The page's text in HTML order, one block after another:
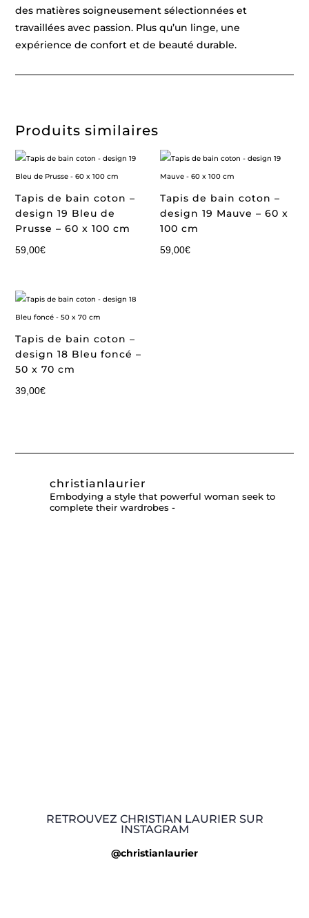
des matières soigneusement sélectionnées et
travaillées avec passion. Plus qu’un linge, une
expérience de confort et de beauté durable.
Produits similaires
Tapis de bain coton –
design 19 Bleu de
Prusse – 60 x 100 cm
59,00€
Tapis de bain coton –
design 19 Mauve – 60 x
100 cm
59,00€
Tapis de bain coton –
design 18 Bleu foncé –
50 x 70 cm
39,00€
christianlaurier
Embodying a style that powerful woman seek to
complete their wardrobes -
RETROUVEZ CHRISTIAN LAURIER SUR
INSTAGRAM
@christianlaurier